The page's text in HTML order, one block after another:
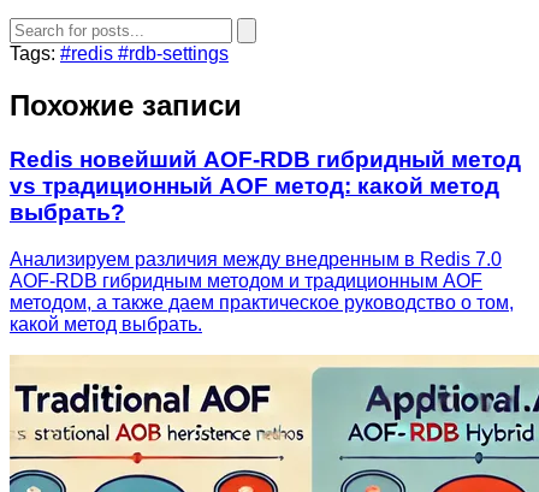
Tags: #redis #rdb-settings
Похожие записи
Redis новейший AOF-RDB гибридный метод
vs традиционный AOF метод: какой метод
выбрать?
Анализируем различия между внедренным в Redis 7.0
AOF-RDB гибридным методом и традиционным AOF
методом, а также даем практическое руководство о том,
какой метод выбрать.